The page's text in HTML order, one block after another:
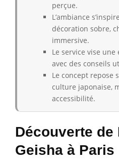
perçue.
L’ambiance
décoration sobre,
immersive.
Le service vise
avec des conseils
Le concept repose
culture japonaise,
accessibilité.
Découverte
Geisha à Paris